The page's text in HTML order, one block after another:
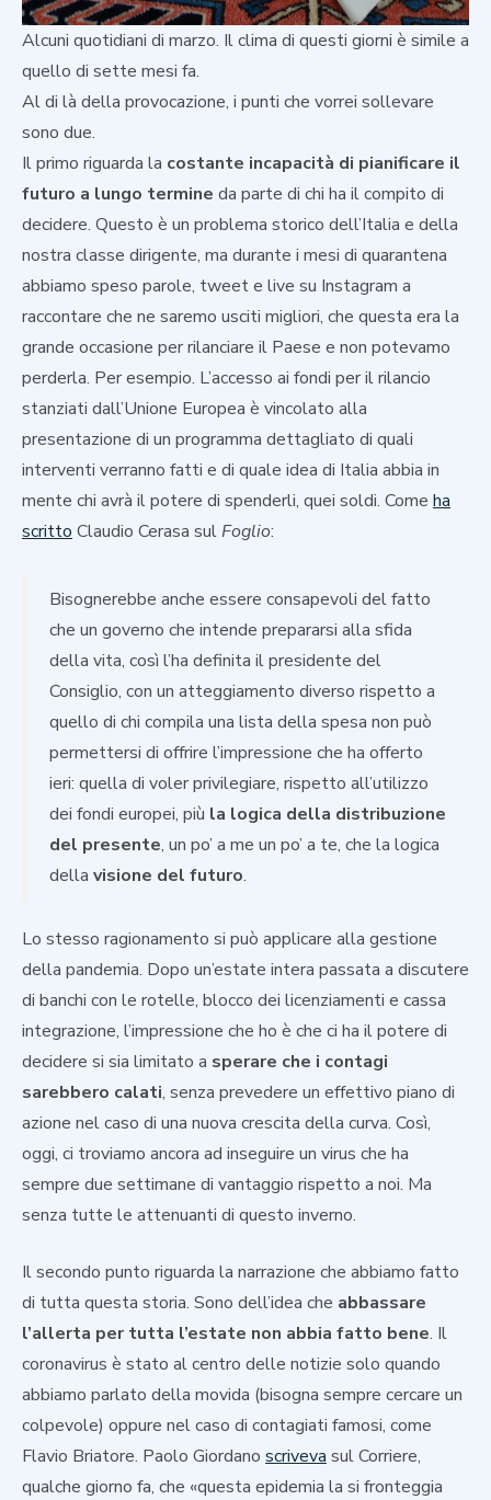
Alcuni quotidiani di marzo. Il clima di questi giorni è simile a
quello di sette mesi fa.
Al di là della provocazione, i punti che vorrei sollevare
sono due.
Il primo riguarda la costante incapacità di pianificare il
futuro a lungo termine da parte di chi ha il compito di
decidere. Questo è un problema storico dell’Italia e della
nostra classe dirigente, ma durante i mesi di quarantena
abbiamo speso parole, tweet e live su Instagram a
raccontare che ne saremo usciti migliori, che questa era la
grande occasione per rilanciare il Paese e non potevamo
perderla. Per esempio. L’accesso ai fondi per il rilancio
stanziati dall’Unione Europea è vincolato alla
presentazione di un programma dettagliato di quali
interventi verranno fatti e di quale idea di Italia abbia in
mente chi avrà il potere di spenderli, quei soldi. Come ha
scritto Claudio Cerasa sulFoglio:
Bisognerebbe anche essere consapevoli del fatto
che un governo che intende prepararsi alla sfida
della vita, così l’ha definita il presidente del
Consiglio, con un atteggiamento diverso rispetto a
quello di chi compila una lista della spesa non può
permettersi di offrire l’impressione che ha offerto
ieri: quella di voler privilegiare, rispetto all’utilizzo
dei fondi europei, più la logica della distribuzione
del presente, un po’ a me un po’ a te, che la logica
della visione del futuro.
Lo stesso ragionamento si può applicare alla gestione
della pandemia. Dopo un’estate intera passata a discutere
di banchi con le rotelle, blocco dei licenziamenti e cassa
integrazione, l’impressione che ho è che ci ha il potere di
decidere si sia limitato a sperare che i contagi
sarebbero calati, senza prevedere un effettivo piano di
azione nel caso di una nuova crescita della curva. Così,
oggi, ci troviamo ancora ad inseguire un virus che ha
sempre due settimane di vantaggio rispetto a noi. Ma
senza tutte le attenuanti di questo inverno.
Il secondo punto riguarda la narrazione che abbiamo fatto
di tutta questa storia. Sono dell’idea che abbassare
l’allerta per tutta l’estate non abbia fatto bene. Il
coronavirus è stato al centro delle notizie solo quando
abbiamo parlato della movida (bisogna sempre cercare un
colpevole) oppure nel caso di contagiati famosi, come
Flavio Briatore. Paolo Giordano scriveva sul Corriere,
qualche giorno fa, che «questa epidemia la si fronteggia